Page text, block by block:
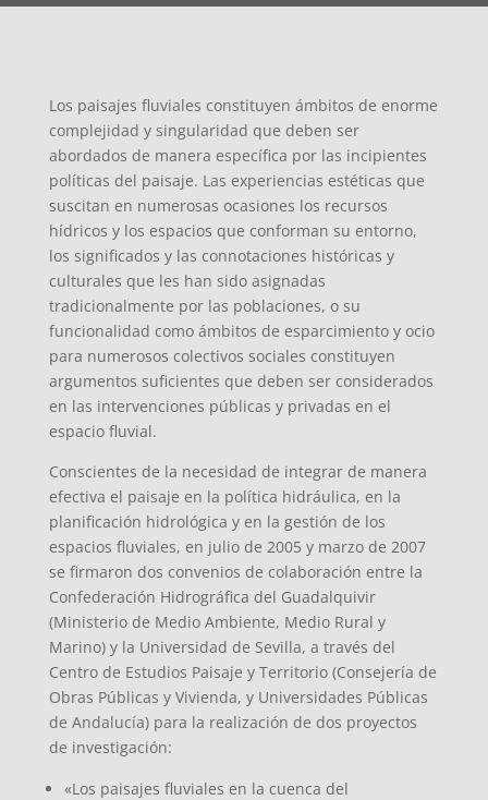
Los paisajes fluviales constituyen ámbitos de enorme
complejidad y singularidad que deben ser
abordados de manera específica por las incipientes
políticas del paisaje. Las experiencias estéticas que
suscitan en numerosas ocasiones los recursos
hídricos y los espacios que conforman su entorno,
los significados y las connotaciones históricas y
culturales que les han sido asignadas
tradicionalmente por las poblaciones, o su
funcionalidad como ámbitos de esparcimiento y ocio
para numerosos colectivos sociales constituyen
argumentos suficientes que deben ser considerados
en las intervenciones públicas y privadas en el
espacio fluvial.
Conscientes de la necesidad de integrar de manera
efectiva el paisaje en la política hidráulica, en la
planificación hidrológica y en la gestión de los
espacios fluviales, en julio de 2005 y marzo de 2007
se firmaron dos convenios de colaboración entre la
Confederación Hidrográfica del Guadalquivir
(Ministerio de Medio Ambiente, Medio Rural y
Marino) y la Universidad de Sevilla, a través del
Centro de Estudios Paisaje y Territorio (Consejería de
Obras Públicas y Vivienda, y Universidades Públicas
de Andalucía) para la realización de dos proyectos
de investigación:
«Los paisajes fluviales en la cuenca del